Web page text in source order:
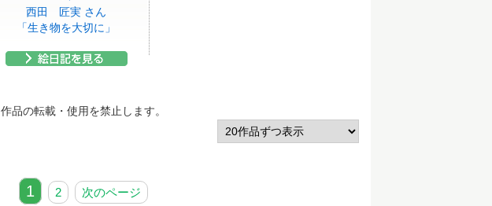
西田 匠実 さん
「生き物を大切に」
作品の転載・使用を禁止します。
1 2 次のページ